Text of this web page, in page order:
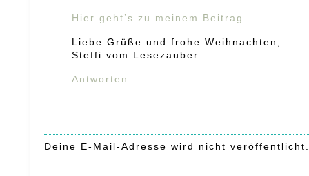
Hier geht’s zu meinem Beitrag
Liebe Grüße und frohe Weihnachten,
Steffi vom Lesezauber
Antworten
Deine E-Mail-Adresse wird nicht veröffentlicht.